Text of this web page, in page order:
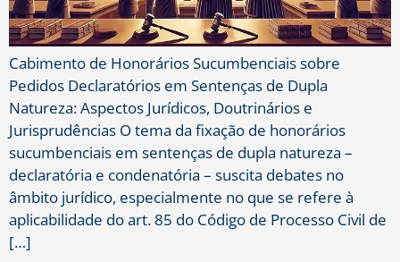
Cabimento de Honorários Sucumbenciais sobre
Pedidos Declaratórios em Sentenças de Dupla
Natureza: Aspectos Jurídicos, Doutrinários e
Jurisprudências O tema da fixação de honorários
sucumbenciais em sentenças de dupla natureza –
declaratória e condenatória – suscita debates no
âmbito jurídico, especialmente no que se refere à
aplicabilidade do art. 85 do Código de Processo Civil de
[…]